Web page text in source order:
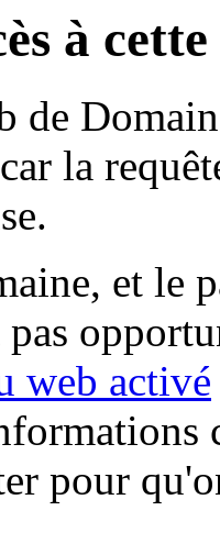
à
de
la
et le
pas
web activé
pour